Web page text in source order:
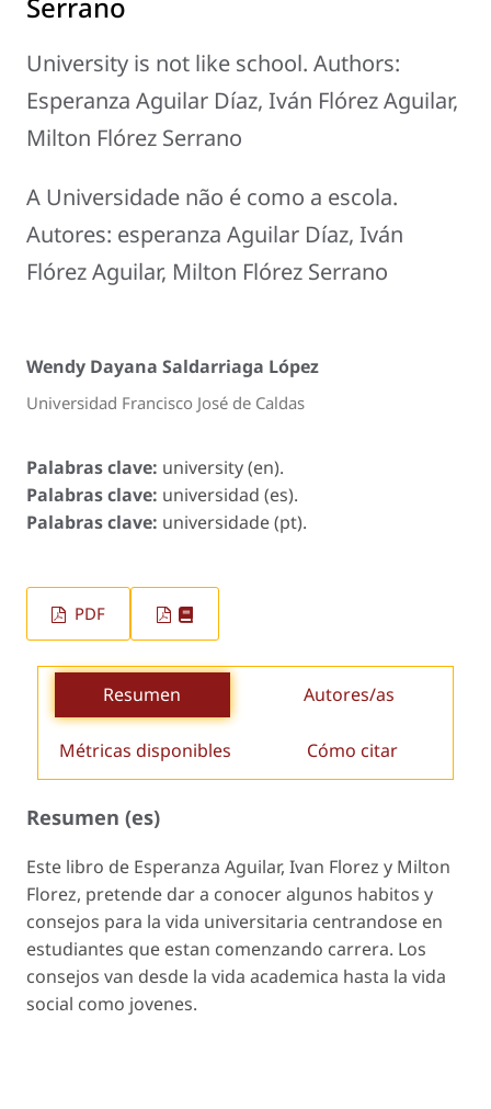
University is not like school. Authors:
Esperanza Aguilar Díaz, Iván Flórez Aguilar,
Milton Flórez Serrano
A Universidade não é como a escola.
Autores: esperanza Aguilar Díaz, Iván
Flórez Aguilar, Milton Flórez Serrano
Wendy Dayana Saldarriaga López
Universidad Francisco José de Caldas
Palabras clave: university (en).
Palabras clave: universidad (es).
Palabras clave: universidade (pt).
PDF
Resumen Autores/as
Métricas disponibles Cómo citar
Resumen (es)
Este libro de Esperanza Aguilar, Ivan Florez y Milton
Florez, pretende dar a conocer algunos habitos y
consejos para la vida universitaria centrandose en
estudiantes que estan comenzando carrera. Los
consejos van desde la vida academica hasta la vida
social como jovenes.